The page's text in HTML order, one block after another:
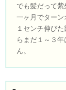
でも髪だって
一ヶ月でター
１センチ伸び
らまだ１～３
ん。